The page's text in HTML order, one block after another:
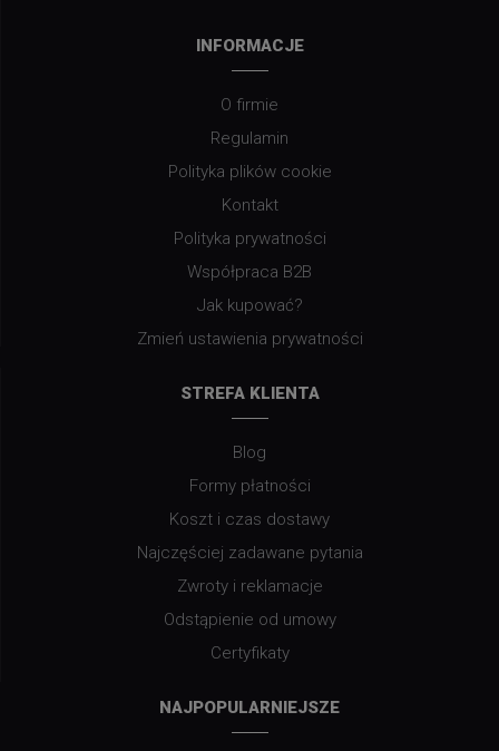
INFORMACJE
O firmie
Regulamin
Polityka plików cookie
Kontakt
Polityka prywatności
Współpraca B2B
Jak kupować?
Zmień ustawienia prywatności
STREFA KLIENTA
Blog
Formy płatności
Koszt i czas dostawy
Najczęściej zadawane pytania
Zwroty i reklamacje
Odstąpienie od umowy
Certyfikaty
NAJPOPULARNIEJSZE